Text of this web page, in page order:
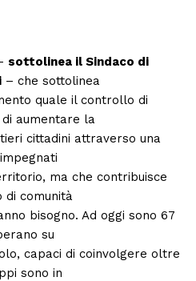
sottolinea il Sindaco di
– che sottolinea
quale il controllo di
aumentare la
cittadini attraverso una
ma che contribuisce
di comunità
bisogno. Ad oggi sono 67
su
capaci di coinvolgere oltre
sono in